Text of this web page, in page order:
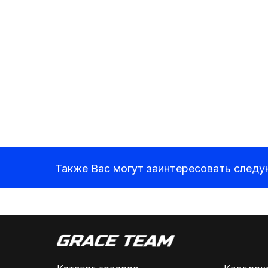
Также Вас могут заинтересовать